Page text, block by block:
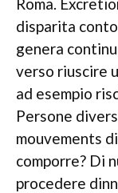
disparita
genera
verso riuscire
ad esempio
Persone
mouvements
comporre? Di
procedere